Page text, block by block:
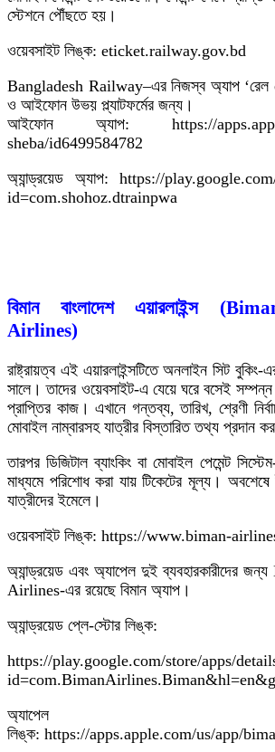
স্টেশনে পৌঁছতে হয়।
ওয়েবসাইট লিঙ্ক: eticket.railway.gov.bd
Bangladesh Railway–এর নিজস্ব অ্যাপ ‘রেল
ও আইফোন উভয় প্ল্যাটফর্মের জন্য।
আইফোন অ্যাপ: https://
sheba/id6499584782
অ্যান্ড্রয়েড অ্যাপ: https://
id=com.shohoz.dtrainpwa
বিমান বাংলাদেশ এয়ারলাইন্স
Airlines)
রাষ্ট্রায়ত্ব এই এয়ারলাইন্সটিতে অনলাইন সিট
সালে। তাদের ওয়েবসাইট-এ যেয়ে ঘরে বসেই সম্পন্ন
প্রাপ্তির কাজ। এখানে গন্তব্য, তারিখ, শ্রেণী
মোবাইল নাম্বারসহ যাত্রীর বিস্তারিত তথ্য প্রদান
তারপর ডিজিটাল ব্যাংকিং বা মোবাইল পেমেন্ট
মাধ্যমে পরিশোধ করা যায় টিকেটের মূল্য।
যাত্রীদের ইমেলে।
ওয়েবসাইট লিঙ্ক: https://www.biman-
অ্যান্ড্রয়েড এবং অ্যাপেল দুই ব্যবহারকারীদের
Airlines-এর রয়েছে বিমান অ্যাপ।
অ্যান্ড্রয়েড প্লে-স্টোর লিঙ্ক:
https://play.google.com/store/apps/
অ্যাপেল
লিঙ্ক: https://apps.apple.com/us/app/